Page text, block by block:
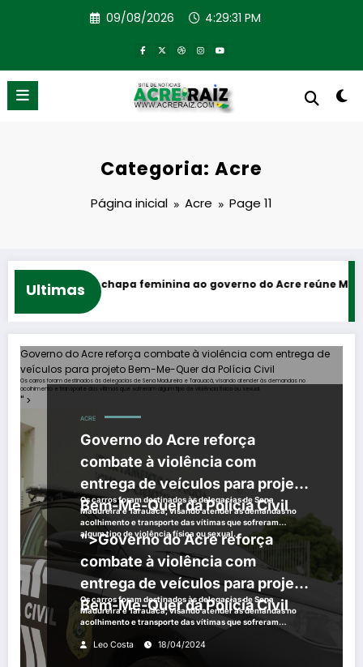
09/08/2026 4:29:32 PM
Categoria: Acre
Página inicial Acre Page 11
Ultimas
chapa feminina ao governo do Acre reúne Mailza Assis e
Governo do Acre reforça combate à violência com entrega de
veículos para projeto Bem-Me-Quer da Polícia Civil
Os carros foram destinados às delegacias de Sena Madureira e Tarauacá, visando atender às demandas no
acolhimento e transporte das vítimas que sofreram algum tipo de violência física ou sexual.
" >
ACRE
Governo do Acre reforça
combate à violência com
entrega de veículos para projeto
Bem-Me-Quer da Polícia Civil
Os carros foram destinados às delegacias de Sena
Madureira e Tarauacá, visando atender às demandas no
acolhimento e transporte das vítimas que sofreram
algum tipo de violência física ou sexual.
">Governo do Acre reforça
combate à violência com
entrega de veículos para projeto
Bem-Me-Quer da Polícia Civil
Os carros foram destinados às delegacias de Sena
Madureira e Tarauacá, visando atender às demandas no
acolhimento e transporte das vítimas que sofreram
algum tipo de violência física ou sexual.
Leo Costa 18/04/2024